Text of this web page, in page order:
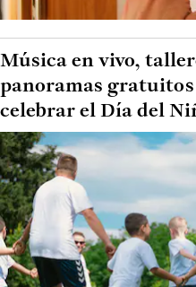
Música en vivo,
panoramas
celebrar el Día del